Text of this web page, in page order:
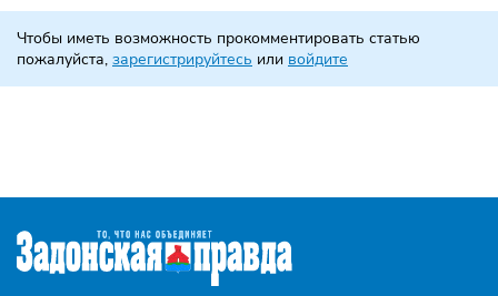
Чтобы иметь возможность прокомментировать статью
пожалуйста, зарегистрируйтесь или войдите